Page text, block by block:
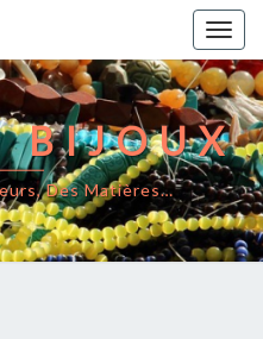
BIJOUX
Des Matières…